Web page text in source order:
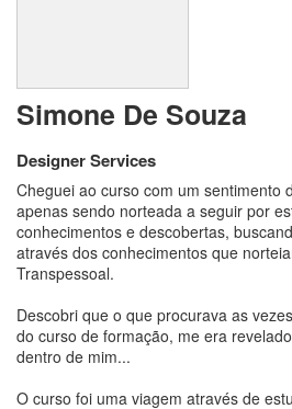
Simone De Souza
Designer Services
Cheguei ao curso com um sentimento
apenas sendo norteada a seguir por
conhecimentos e descobertas,
através dos conhecimentos que
Transpessoal.
Descobri que o que procurava as
do curso de formação, me era
dentro de mim...
O curso foi uma viagem através de